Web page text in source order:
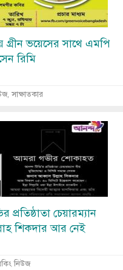
গ্রীন ভয়েসের সাথে এমপি
রিমি
সাক্ষাতকার
প্রতিষ্ঠাতা চেয়ারম্যান
শিকদার আর নেই
নিউজ